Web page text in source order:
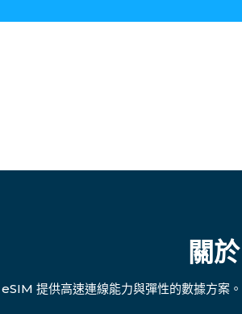
關
提供高速連線能力與彈性的數據方案